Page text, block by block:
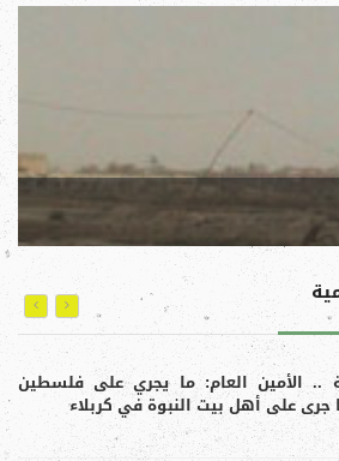
.. الأمين العام: ما يجري على فلسطين
جرى على أهل بيت النبوة في كربلاء